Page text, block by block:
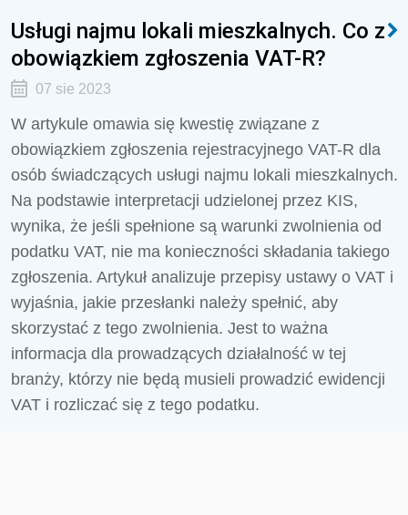
Usługi najmu lokali mieszkalnych. Co z
obowiązkiem zgłoszenia VAT-R?
07 sie 2023
W artykule omawia się kwestię związane z
obowiązkiem zgłoszenia rejestracyjnego VAT-R dla
osób świadczących usługi najmu lokali mieszkalnych.
Na podstawie interpretacji udzielonej przez KIS,
wynika, że jeśli spełnione są warunki zwolnienia od
podatku VAT, nie ma konieczności składania takiego
zgłoszenia. Artykuł analizuje przepisy ustawy o VAT i
wyjaśnia, jakie przesłanki należy spełnić, aby
skorzystać z tego zwolnienia. Jest to ważna
informacja dla prowadzących działalność w tej
branży, którzy nie będą musieli prowadzić ewidencji
VAT i rozliczać się z tego podatku.